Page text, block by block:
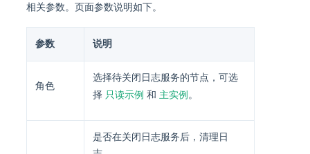
相关参数。页面参数说明如下。
参数 说明
角色
选择待关闭日志服务的节点，可选
择 只读示例 和 主实例 。
是否在关闭日志服务后，清理日